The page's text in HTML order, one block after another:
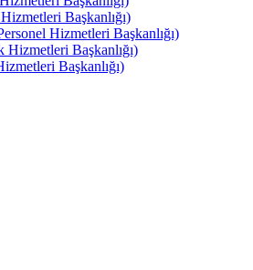
Başkanlığı)
Hizmetleri Başkanlığı)
Başkanlığı)
Başkanlığı)